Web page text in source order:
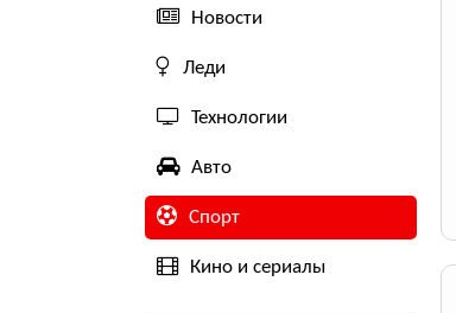
Новости
Леди
Технологии
Авто
Спорт
Кино и сериалы